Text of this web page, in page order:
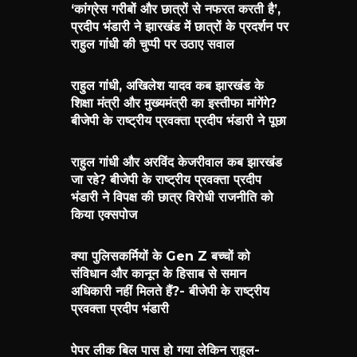
‘कांग्रेस गरीबों और छात्रों से नफरत करती है’,
प्रदीप भंडारी ने झारखंड में छात्रों के प्रदर्शन पर
राहुल गांधी की चुप्पी पर उठाए सवाल
राहुल गांधी, अखिलेश यादव कब झारखंड के
शिक्षा मंत्री और मुख्यमंत्री का इस्तीफा मांगेंगे?
बीजेपी के राष्ट्रीय प्रवक्ता प्रदीप भंडारी ने पूछा
राहुल गांधी और अरविंद केजरीवाल कब झारखंड
जा रहे? बीजेपी के राष्ट्रीय प्रवक्ता प्रदीप
भंडारी ने विपक्ष की छात्र विरोधी राजनीति को
किया एक्सपोज
क्या पुलिसकर्मियों के Gen Z बच्चों को
संविधान और कानून के हिसाब से समान
अधिकारी नहीं मिलते हैं?- बीजेपी के राष्ट्रीय
प्रवक्ता प्रदीप भंडारी
पेपर लीक बिल पास हो गया लेकिन राहुल-